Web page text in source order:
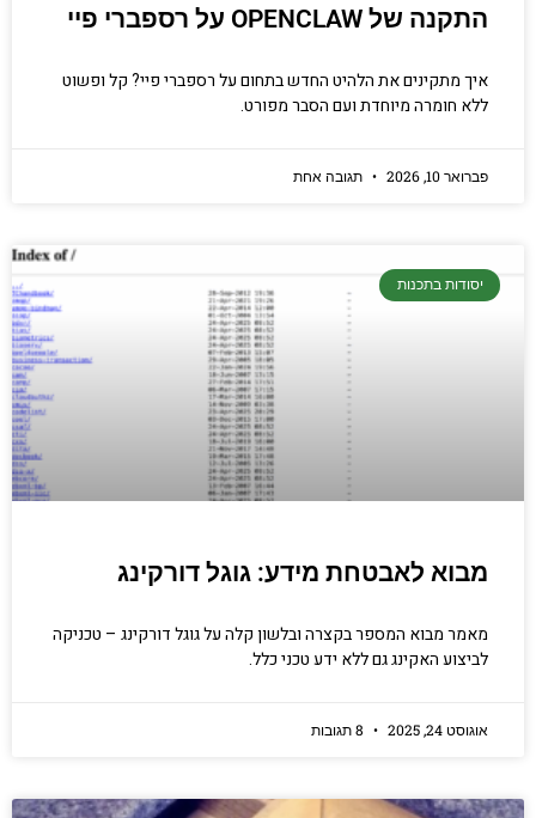
התקנה של OPENCLAW על רספברי פיי
איך מתקינים את הלהיט החדש בתחום על רספברי פיי? קל ופשוט
ללא חומרה מיוחדת ועם הסבר מפורט.
פברואר 10, 2026 תגובה אחת
יסודות בתכנות
מבוא לאבטחת מידע: גוגל דורקינג
מאמר מבוא המספר בקצרה ובלשון קלה על גוגל דורקינג – טכניקה
לביצוע האקינג גם ללא ידע טכני כלל.
אוגוסט 24, 2025